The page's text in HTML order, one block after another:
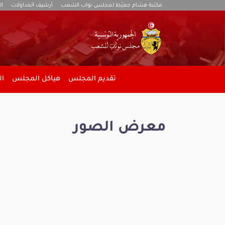
مكتبة هشام جعيّط لمجلس نواب الشعب أرشيف المداولات
تقديم المجلس هياكل المجلس
معرض الصور